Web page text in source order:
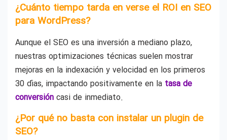
¿Cuánto tiempo tarda en verse el ROI en SEO
para WordPress?
Aunque el SEO es una inversión a mediano plazo,
nuestras optimizaciones técnicas suelen mostrar
mejoras en la indexación y velocidad en los primeros
30 días, impactando positivamente en la tasa de
conversión casi de inmediato.
¿Por qué no basta con instalar un plugin de
SEO?